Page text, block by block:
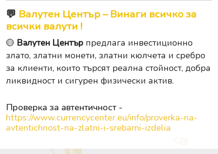
💬 Валутен Център – Винаги всичко за
всички валути !
🟡 Валутен Център предлага инвестиционно
злато, златни монети, златни кюлчета и сребро
за клиенти, които търсят реална стойност, добра
ликвидност и сигурен физически актив.
Проверка за автентичност -
https://www.currencycenter.eu/info/proverka-na-
avtentichnost-na-zlatni-i-srebarni-izdelia